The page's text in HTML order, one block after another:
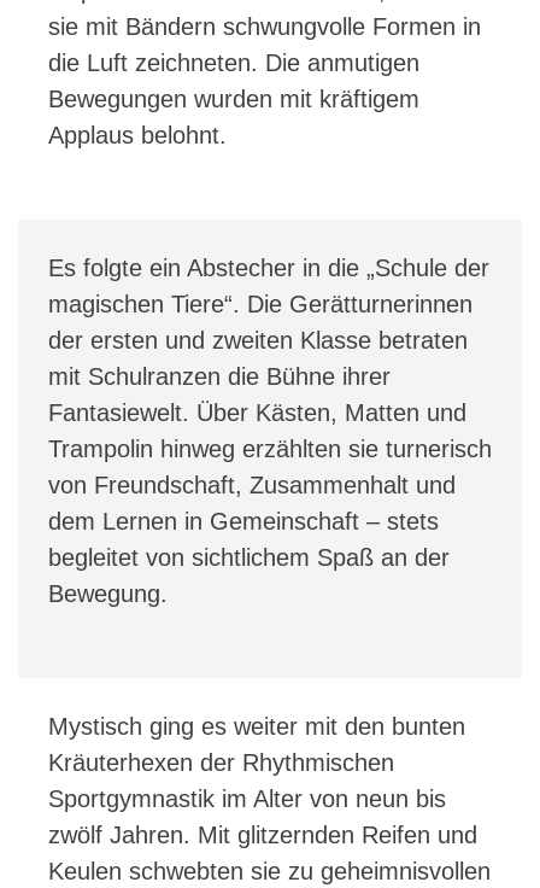
sie mit Bändern schwungvolle Formen in
die Luft zeichneten. Die anmutigen
Bewegungen wurden mit kräftigem
Applaus belohnt.
Es folgte ein Abstecher in die „Schule der
magischen Tiere“. Die Gerätturnerinnen
der ersten und zweiten Klasse betraten
mit Schulranzen die Bühne ihrer
Fantasiewelt. Über Kästen, Matten und
Trampolin hinweg erzählten sie turnerisch
von Freundschaft, Zusammenhalt und
dem Lernen in Gemeinschaft – stets
begleitet von sichtlichem Spaß an der
Bewegung.
Mystisch ging es weiter mit den bunten
Kräuterhexen der Rhythmischen
Sportgymnastik im Alter von neun bis
zwölf Jahren. Mit glitzernden Reifen und
Keulen schwebten sie zu geheimnisvollen